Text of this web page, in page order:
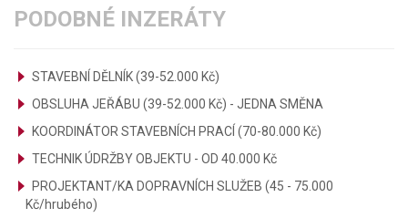
PODOBNÉ INZERÁTY
STAVEBNÍ DĚLNÍK (39-52.000 Kč)
OBSLUHA JEŘÁBU (39-52.000 Kč) - JEDNA SMĚNA
KOORDINÁTOR STAVEBNÍCH PRACÍ (70-80.000 Kč)
TECHNIK ÚDRŽBY OBJEKTU - OD 40.000 Kč
PROJEKTANT/KA DOPRAVNÍCH SLUŽEB (45 - 75.000
Kč/hrubého)